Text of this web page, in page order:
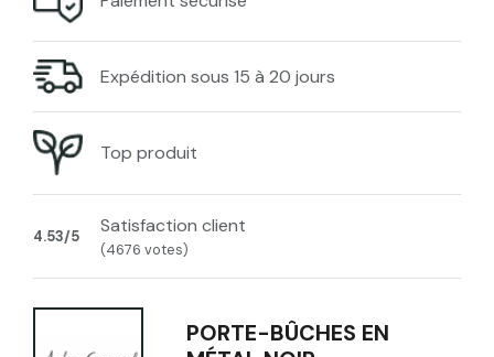
Expédition sous 15 à 20 jours
Top produit
4.53/5 Satisfaction client
(4676 votes)
PORTE-BÛCHES EN